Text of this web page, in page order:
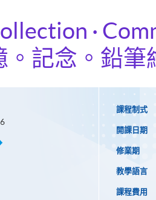
·
。記念。鉛筆
課程制式
開課日期
修業期
教學語言
課程費用